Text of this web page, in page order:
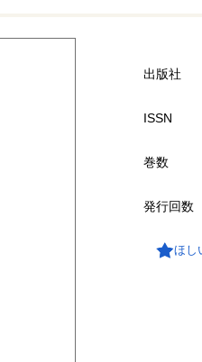
出版社
ISSN
巻数
発行回数
ほし